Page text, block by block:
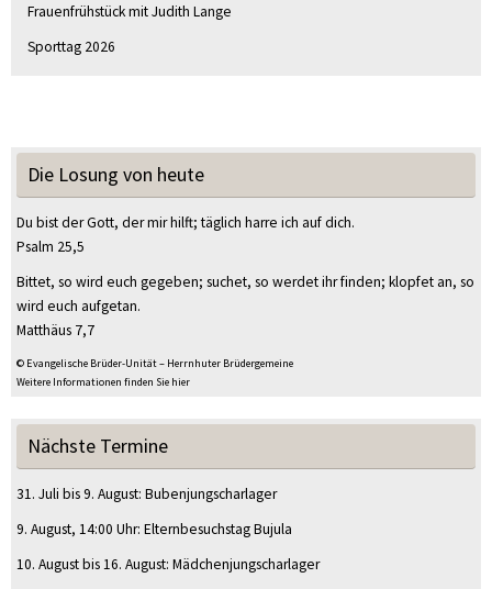
Frauenfrühstück mit Judith Lange
Sporttag 2026
Die Losung von heute
Du bist der Gott, der mir hilft; täglich harre ich auf dich.
Psalm 25,5
Bittet, so wird euch gegeben; suchet, so werdet ihr finden; klopfet an, so
wird euch aufgetan.
Matthäus 7,7
© Evangelische Brüder-Unität – Herrnhuter Brüdergemeine
Weitere Informationen finden Sie hier
Nächste Termine
31. Juli bis9. August: Bubenjungscharlager
9. August, 14:00 Uhr: Elternbesuchstag Bujula
10. Augustbis16. August: Mädchenjungscharlager